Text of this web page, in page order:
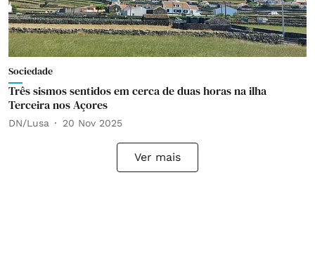
Sociedade
Três sismos sentidos em cerca de duas horas na ilha
Terceira nos Açores
DN/Lusa 20 Nov 2025
Ver mais